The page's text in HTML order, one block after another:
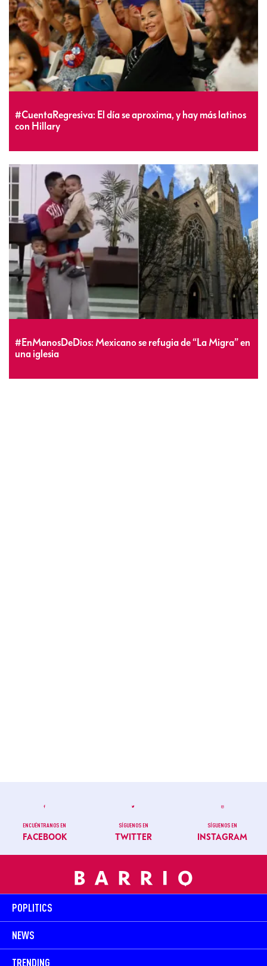
#CuentaRegresiva: El día se aproxima, y hay más latinos
con Hillary
#EnManosDeDios: Mexicano se refugia de “La Migra” en
una iglesia
ENCUÉNTRANOS EN
FACEBOOK
SÍGUENOS EN
TWITTER
SÍGUENOS EN
INSTAGRAM
POPLITICS
NEWS
TRENDING